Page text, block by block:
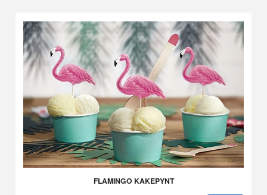
FLAMINGO KAKEPYNT